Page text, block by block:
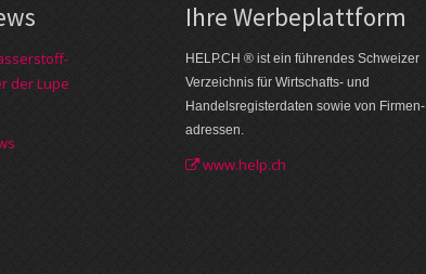
der Lupe
Ihre Werbe­plattform
HELP.CH ® ist ein führendes Schweizer
Verzeichnis für Wirtschafts- und
Handelsregisterdaten sowie von Firmen­
adressen.
www.help.ch